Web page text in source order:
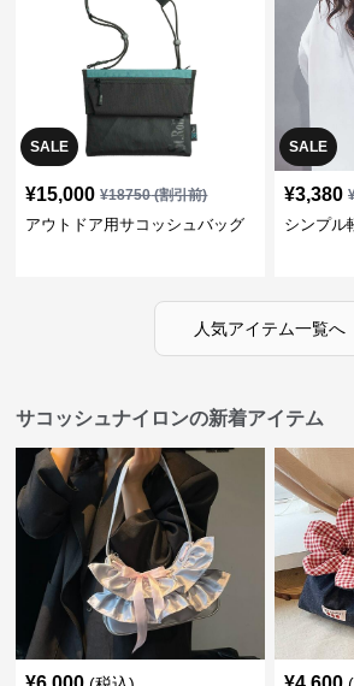
SALE
¥15,000 ¥18750(割引前)
アウトドア用サコッシュバッグ
SALE
¥3,380
シンプル
人気アイテム一覧へ
サコッシュナイロンの新着アイテム